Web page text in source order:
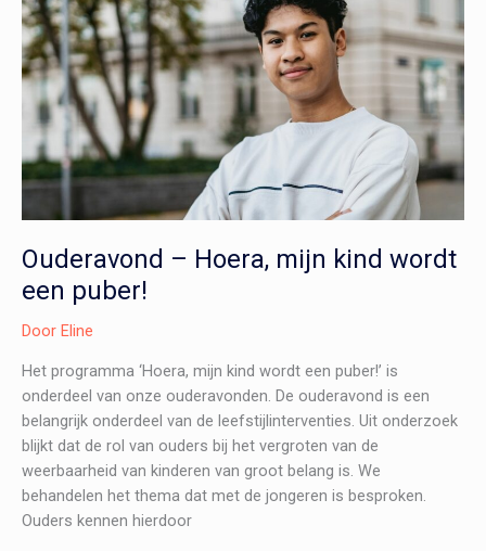
Ouderavond – Hoera, mijn kind wordt
een puber!
Door Eline
Het programma ‘Hoera, mijn kind wordt een puber!’ is
onderdeel van onze ouderavonden. De ouderavond is een
belangrijk onderdeel van de leefstijlinterventies. Uit onderzoek
blijkt dat de rol van ouders bij het vergroten van de
weerbaarheid van kinderen van groot belang is. We
behandelen het thema dat met de jongeren is besproken.
Ouders kennen hierdoor